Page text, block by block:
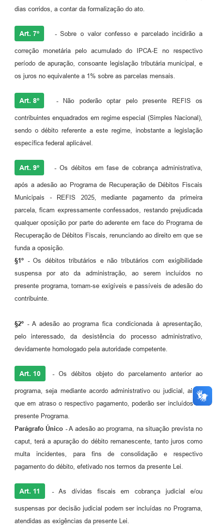
dias corridos, a contar da formalização do ato.
Art. 7º -Sobre o valor confesso e parcelado incidirão a
correção monetária pelo acumulado do IPCA-E no respectivo
período de apuração, consoante legislação tributária municipal, e
os juros no equivalente a 1% sobre as parcelas mensais.
Art. 8º -Não poderão optar pelo presente REFIS os
contribuintes enquadrados em regime especial (Simples Nacional),
sendo o débito referente a este regime, inobstante a legislação
específica federal aplicável.
Art. 9º -Os débitos em fase de cobrança administrativa,
após a adesão ao Programa de Recuperação de Débitos Fiscais
Municipais - REFIS 2025, mediante pagamento da primeira
parcela, ficam expressamente confessados, restando prejudicada
qualquer oposição por parte do aderente em face do Programa de
Recuperação de Débitos Fiscais, renunciando ao direito em que se
funda a oposição.
§1º -Os débitos tributários e não tributários com exigibilidade
suspensa por ato da administração, ao serem incluídos no
presente programa, tornam-se exigíveis e passíveis de adesão do
contribuinte.
§2º -A adesão ao programa fica condicionada à apresentação,
pelo interessado, da desistência do processo administrativo,
devidamente homologado pela autoridade competente.
Art. 10 -Os débitos objeto do parcelamento anterior ao
programa, seja mediante acordo administrativo ou judicial, ainda
que em atraso o respectivo pagamento, poderão ser incluídos no
presente Programa.
Parágrafo Único -A adesão ao programa, na situação prevista no
caput, terá a apuração do débito remanescente, tanto juros como
multa incidentes, para fins de consolidação e respectivo
pagamento do débito, efetivado nos termos da presente Lei.
Art. 11 -As dívidas fiscais em cobrança judicial e/ou
suspensas por decisão judicial podem ser incluídas no Programa,
atendidas as exigências da presente Lei.